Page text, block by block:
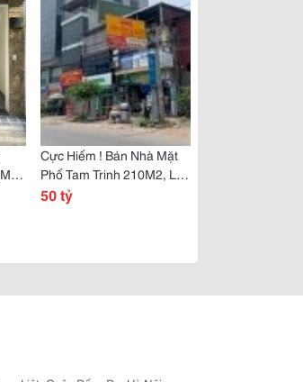
Cực Hiếm ! Bán Nhà Mặt
Phố Tam Trinh 210M2, Lô
Góc Hai Mặt Phố - Kinh
50 tỷ